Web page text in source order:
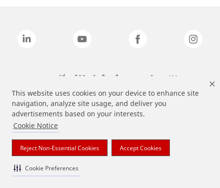
This website uses cookies on your device to enhance site
navigation, analyze site usage, and deliver you
advertisements based on your interests.
Cookie Notice
Reject Non-Essential Cookies Accept Cookies
Cookie Preferences
แบรนด์ที่ระบุไว้ข้างต้นเป็นเครื่องหมายการค้าของ 3M